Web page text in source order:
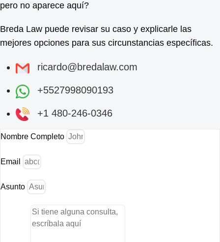
pero no aparece aquí?
Breda Law puede revisar su caso y explicarle las
mejores opciones para sus circunstancias específicas.
ricardo@bredalaw.com
+5527998090193
+1 480-246-0346
Nombre Completo
Email
Asunto